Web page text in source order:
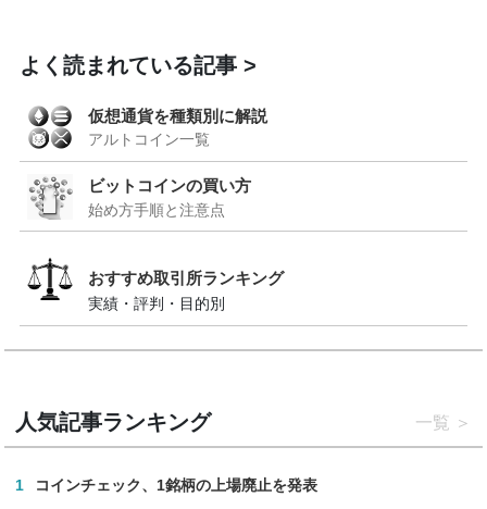
よく読まれている記事
仮想通貨を種類別に解説
アルトコイン一覧
ビットコインの買い方
始め方手順と注意点
おすすめ取引所ランキング
実績・評判・目的別
人気記事ランキング 一覧
1 コインチェック、1銘柄の上場廃止を発表